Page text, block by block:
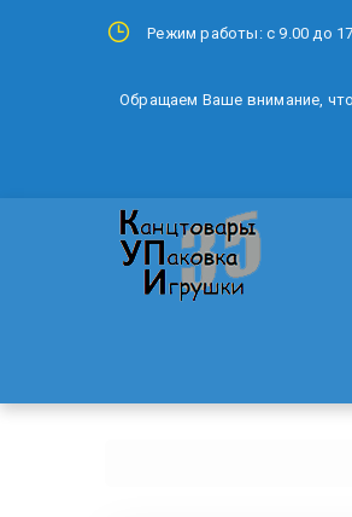
Режим работы: с 9.00 до
Обращаем Ваше внимание,